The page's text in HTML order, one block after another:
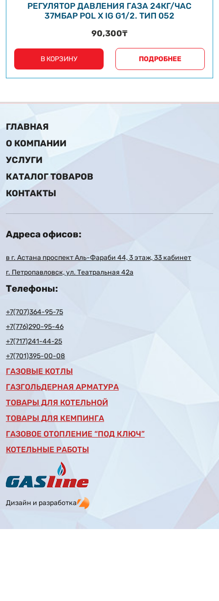
РЕГУЛЯТОР ДАВЛЕНИЯ ГАЗА 24КГ/ЧАС
37МБАР POL X IG G1/2. ТИП 052
90,300₸
В КОРЗИНУ ПОДРОБНЕЕ
ГЛАВНАЯ
О КОМПАНИИ
УСЛУГИ
КАТАЛОГ ТОВАРОВ
КОНТАКТЫ
Адреса офисов:
в г. Астана проспект Аль-Фараби 44, 3 этаж, 33 кабинет
г. Петропавловск, ул. Театральная 42а
Телефоны:
+7(707)364-95-75
+7(776)290-95-46
+7(717)241-44-25
+7(701)395-00-08
ГАЗОВЫЕ КОТЛЫ
ГАЗГОЛЬДЕРНАЯ АРМАТУРА
ТОВАРЫ ДЛЯ КОТЕЛЬНОЙ
ТОВАРЫ ДЛЯ КЕМПИНГА
ГАЗОВОЕ ОТОПЛЕНИЕ “ПОД КЛЮЧ”
КОТЕЛЬНЫЕ РАБОТЫ
Дизайн и разработка